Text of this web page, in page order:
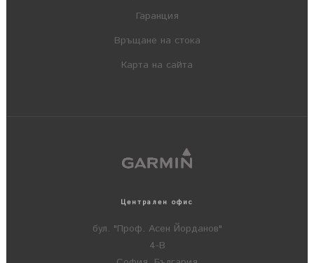
Гаранция
Връщане на стока
Карта на сайта
Централен офис
бул. "Проф. Асен Йорданов"
4-В